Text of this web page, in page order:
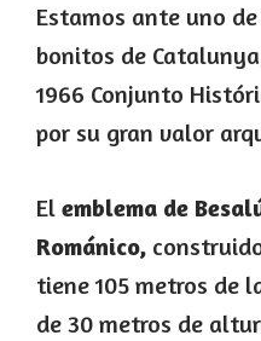
Estamos ante uno
bonitos de
1966 Conjunto
por su gran valor
El emblema de
Románico,
tiene 105 metros de
de 30 metros de